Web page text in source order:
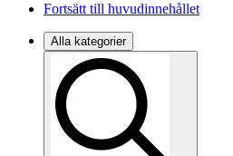
Fortsätt till huvudinnehållet
Alla kategorier